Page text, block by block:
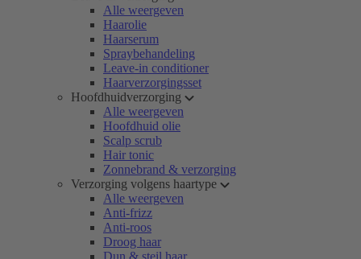
Alle weergeven
Haarolie
Haarserum
Spraybehandeling
Leave-in conditioner
Haarverzorgingsset
Hoofdhuidverzorging
Alle weergeven
Hoofdhuid olie
Scalp scrub
Hair tonic
Zonnebrand & verzorging
Verzorging volgens haartype
Alle weergeven
Anti-frizz
Anti-roos
Droog haar
Dun & steil haar